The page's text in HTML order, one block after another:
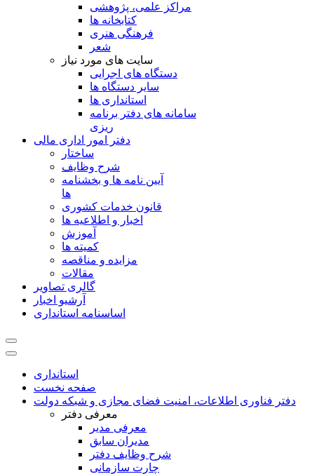
مراکز علمی، پژوهشی
کتابخانه ها
فرهنگی هنری
شعر
سایت های مورد نیاز
دستگاه های اجرایی
سایر دستگاه ها
استانداری ها
سامانه های دفتر برنامه
ریزی
دفتر امور اداری مالی
ساختار
شرح وظایف
آیین نامه ها و بخشنامه
ها
قانون خدمات کشوری
اخبار و اطلاعیه ها
آموزش
کمیته ها
مزایده و مناقصه
مقالات
گالری تصاویر
آرشیو اخبار
اساسنامه استانداری
استانداری
صفحه نخست
دفتر فناوری اطلاعات، امنیت فضای مجازی و شبکه دولت
معرفی دفتر
معرفی مدیر
مدیران سابق
شرح وظایف دفتر
چارت سازمانی